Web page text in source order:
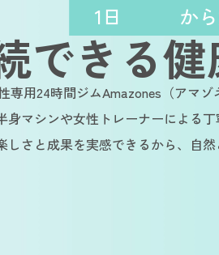
1日 か
できる
専用24時間ジムAmazones（アマ
身マシンや女性トレーナーによる
しさと成果を実感できるから、自